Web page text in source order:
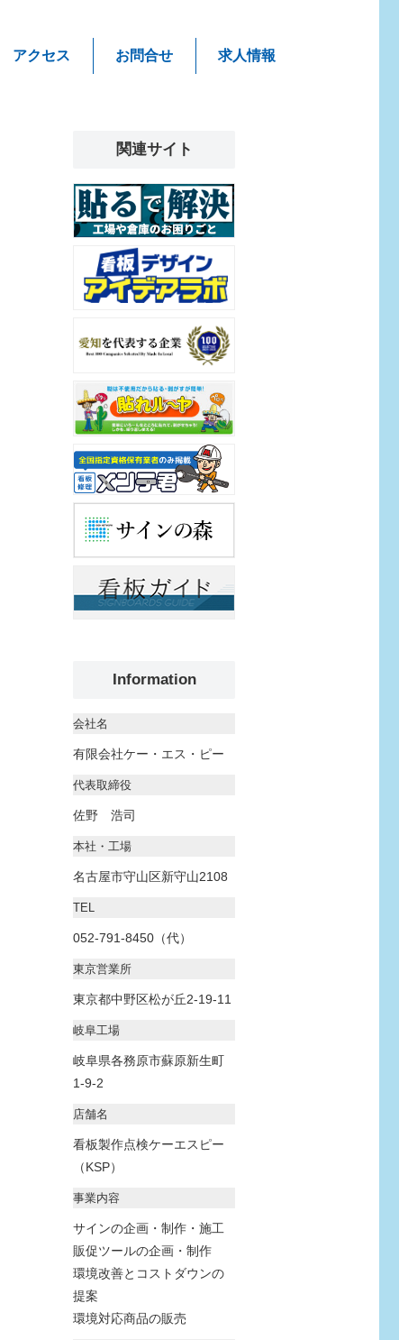
アクセス お問合せ 求人情報
関連サイト
Information
会社名
有限会社ケー・エス・ピー
代表取締役
佐野 浩司
本社・工場
名古屋市守山区新守山2108
TEL
052-791-8450（代）
東京営業所
東京都中野区松が丘2-19-11
岐阜工場
岐阜県各務原市蘇原新生町
1-9-2
店舗名
看板製作点検ケーエスピー
（KSP）
事業内容
サインの企画・制作・施工
販促ツールの企画・制作
環境改善とコストダウンの
提案
環境対応商品の販売